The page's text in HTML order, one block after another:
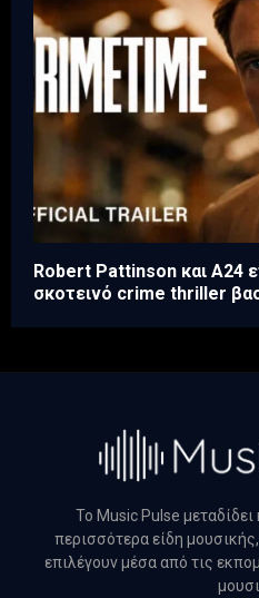
Robert Pattinson και A24
σκοτεινό crime thriller
Το Music Pulse
περισσότερα είδη
επιλέγουν μέσα από τις